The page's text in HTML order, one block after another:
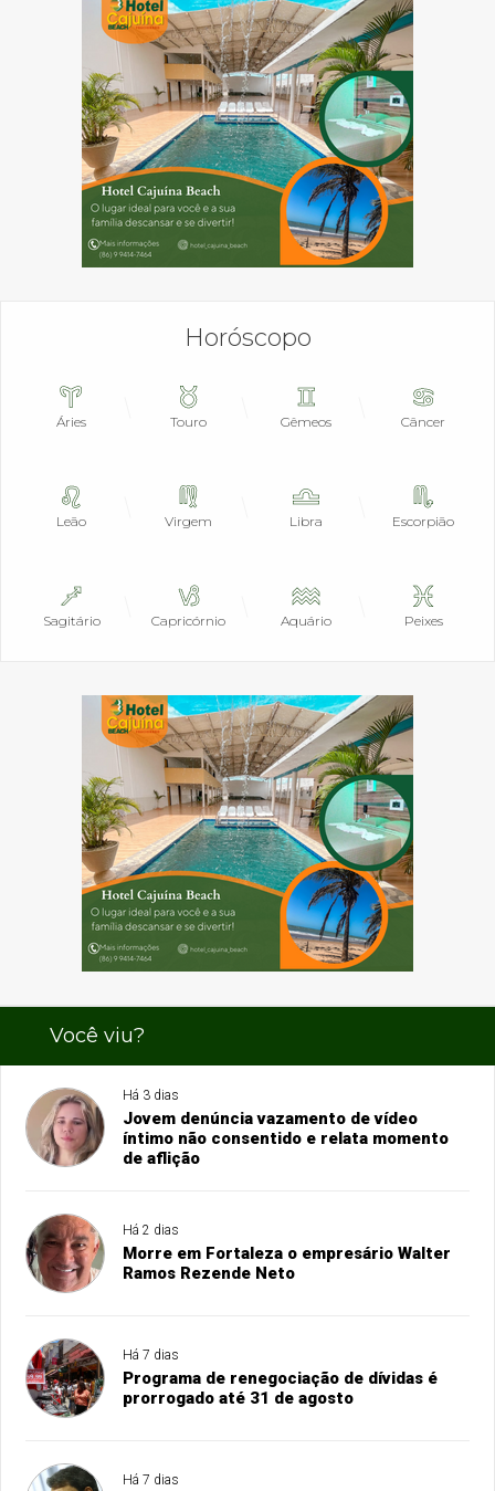
Horóscopo
Áries Touro Gêmeos Câncer
Leão Virgem Libra Escorpião
Sagitário Capricórnio Aquário Peixes
Você viu?
Há 3 dias
Jovem denúncia vazamento de vídeo
íntimo não consentido e relata momento
de aflição
Há 2 dias
Morre em Fortaleza o empresário Walter
Ramos Rezende Neto
Há 7 dias
Programa de renegociação de dívidas é
prorrogado até 31 de agosto
Há 7 dias